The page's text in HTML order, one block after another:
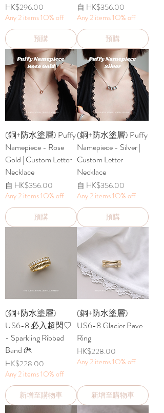
價格
HK$296.00
Any 2 items 1O% off
預購
自 HK$356.00
促銷價格
Any 2 items 1O% off
預購
(銅+防水塗層) Puffy
Namepiece - Rose
Gold | Custom Letter
Necklace
自 HK$356.00
促銷價格
Any 2 items 1O% off
預購
(銅+防水塗層) Puffy
Namepiece - Silver |
Custom Letter
Necklace
自 HK$356.00
促銷價格
Any 2 items 1O% off
預購
(銅+防水塗層)
US6-8 必入超閃♡
- Sparkling Ribbed
Band 𝜗ৎ
價格
HK$228.00
Any 2 items 1O% off
新增至購物車
(銅+防水塗層)
US6-8 Glacier Pave
Ring
價格
HK$228.00
Any 2 items 1O% off
新增至購物車